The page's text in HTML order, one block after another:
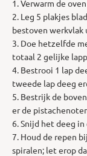
1. Verwarm de
2. Leg 5 plakjes
bestoven werkvlak
3. Doe hetzelfde
totaal 2 gelijke
4. Bestrooi 1 lap
tweede lap deeg
5. Bestrijk de
er de
6. Snijd het deeg
7. Houd de repen
spiralen; let erop